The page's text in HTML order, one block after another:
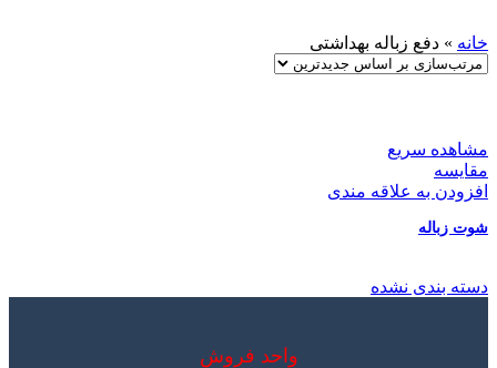
خانه » دفع زباله بهداشتی
مشاهده سریع
مقایسه
افزودن به علاقه مندی
شوت زباله
دسته بندی نشده
واحد فروش